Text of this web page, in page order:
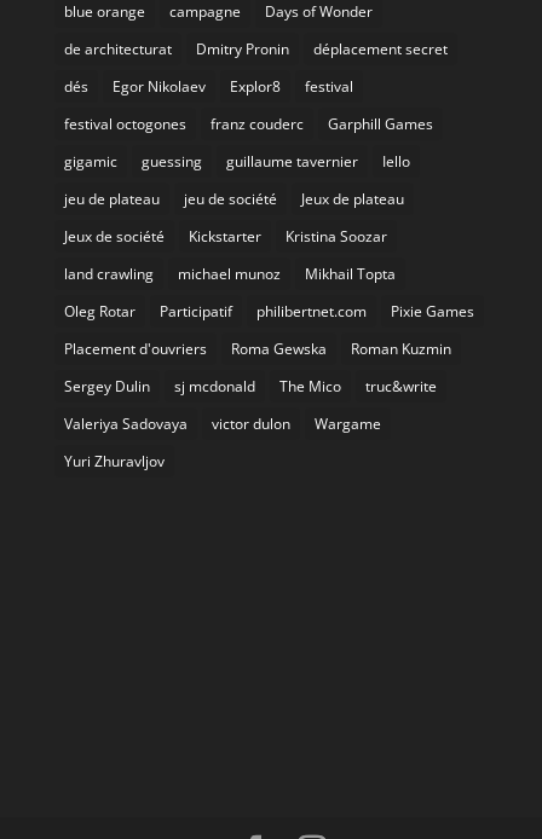
blue orange
campagne
Days of Wonder
de architecturat
Dmitry Pronin
déplacement secret
dés
Egor Nikolaev Explor8
festival
festival octogones
franz couderc
Garphill Games
gigamic
guessing guillaume tavernier
Iello
jeu de plateau
jeu de société
Jeux de plateau
Jeux de société
Kickstarter
Kristina Soozar
land crawling
michael munoz
Mikhail Topta
Oleg Rotar
Participatif philibertnet.com
Pixie Games
Placement d'ouvriers
Roma Gewska
Roman Kuzmin
Sergey Dulin
sj mcdonald The Mico
truc&write
Valeriya Sadovaya
victor dulon
Wargame
Yuri Zhuravljov